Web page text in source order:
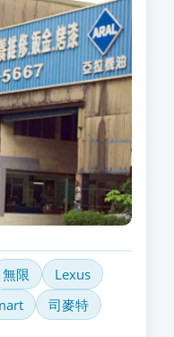
無限
Lexus
司麥特